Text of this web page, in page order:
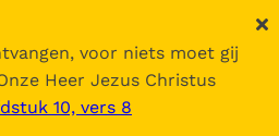
voor niets moet gij
Heer Jezus Christus
10, vers 8